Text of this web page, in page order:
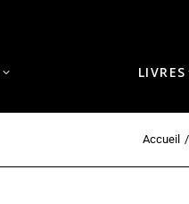
LIVRES
Accueil